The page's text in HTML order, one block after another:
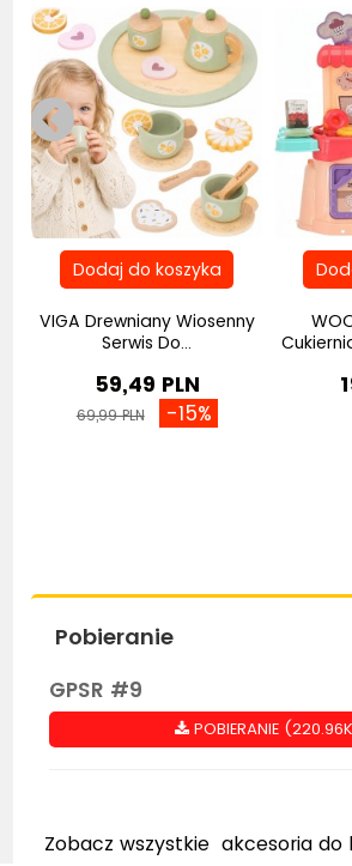
VIGA Drewniany Wiosenny
Serwis Do...
59,49 PLN
69,99 PLN -15%
Pobieranie
GPSR #9
POBIERANIE
Zobacz wszystkie akcesoria do